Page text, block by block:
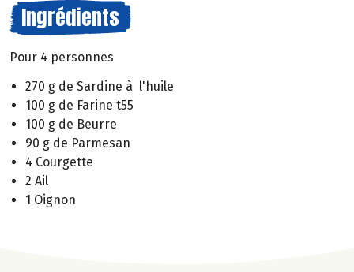
Ingrédients
Pour 4 personnes
270 g de Sardine à l'huile
100 g de Farine t55
100 g de Beurre
90 g de Parmesan
4 Courgette
2 Ail
1 Oignon